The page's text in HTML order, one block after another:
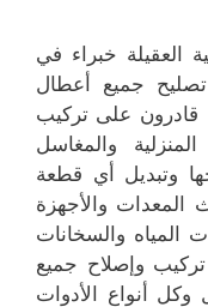
العقيلة خبراء في
جميع أعطال
على تركيب
والمغاسل
وتبديل أي قطعة
المعدات والأجهزة
والسخانات
وإصلاح جميع
أنواع الأدوات